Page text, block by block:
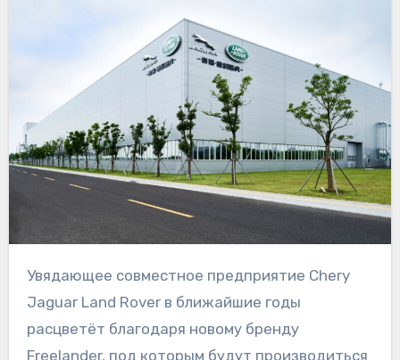
Увядающее совместное предприятие Chery
Jaguar Land Rover в ближайшие годы
расцветёт благодаря новому бренду
Freelander, под которым будут производиться